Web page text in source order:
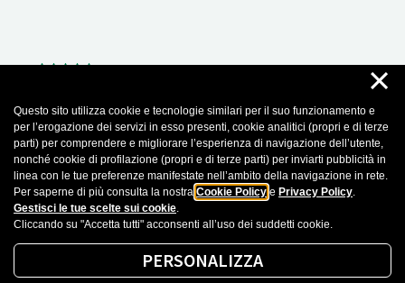
Questo sito utilizza cookie e tecnologie similari per il suo funzionamento e
per l’erogazione dei servizi in esso presenti, cookie analitici (propri e di terze
parti) per comprendere e migliorare l’esperienza di navigazione dell’utente,
nonché cookie di profilazione (propri e di terze parti) per inviarti pubblicità in
linea con le tue preferenze manifestate nell’ambito della navigazione in rete.
Per saperne di più consulta la nostra Cookie Policy e Privacy Policy.
Gestisci le tue scelte sui cookie.
Cliccando su "Accetta tutti" acconsenti all’uso dei suddetti cookie.
×
PERSONALIZZA
27 Marzo 2025
Daniela Rocchi
Operatrici sempre gentili e disponibili in particolare l'operatrice
Martina
Recensioni importate da Google Business Profile. Puoi leggere tutte le recensioni
cliccando sul seguenteLink